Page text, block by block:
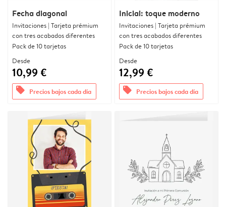
Fecha diagonal
Invitaciones | Tarjeta prémium
con tres acabados diferentes
Pack de 10 tarjetas
Desde
10,99 €
offers Precios bajos cada día
Inicial: toque moderno
Invitaciones | Tarjeta prémium
con tres acabados diferentes
Pack de 10 tarjetas
Desde
12,99 €
offers Precios bajos cada día